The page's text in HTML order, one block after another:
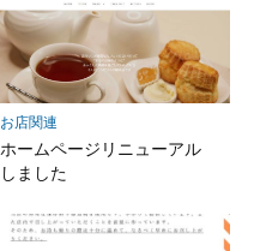
お店関連
ホームページリニューアル
しました